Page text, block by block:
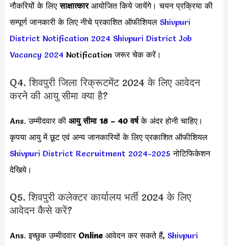
नौकरियों के लिएसाक्षात्कारआयोजित किये जायेंगे। चयन प्रक्रिया की
सम्पूर्ण जानकारी के लिए नीचे प्रकाशित ऑफीशियल Shivpuri
District Notification 2024 Shivpuri District Job
Vacancy 2024 Notification जरूर चेक करें।
Q4. शिवपुरी जिला रिक्रूटमेंट 2024 के लिए आवेदन
करने की आयु सीमा क्या है?
Ans. उम्मीदवार की आयु सीमा18 – 40 वर्षके अंदर होनी चाहिए।
कृपया आयु में छूट एवं अन्य जानकारियों के लिए प्रकाशित ऑफीशियल
Shivpuri District Recruitment 2024-2025 नोटिफिकेशन
देखिये।
Q5. शिवपुरी कलेक्टर कार्यालय भर्ती 2024 के लिए
आवेदन कैसे करें?
Ans. इच्छुक उम्मीदवार Online आवेदन कर सकते हैं, Shivpuri